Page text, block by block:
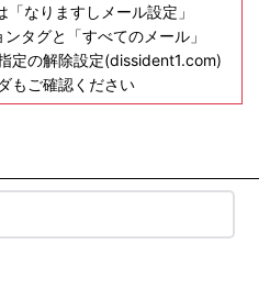
なりますしメール設定」
タグと「すべてのメール」
定の解除設定(dissident1.com)
もご確認ください